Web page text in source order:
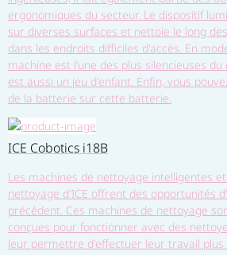
ergonomiques du secteur. Le dispositif
sur diverses surfaces et nettoie le long
dans les endroits difficiles d'accès. En
machine est l’une des plus silencieuses
est aussi un jeu d'enfant. Enfin, vous
de la batterie sur cette batterie.
ICE Cobotics i18B
Les machines de nettoyage intelligentes
nettoyage d'ICE offrent des opportunités
précédent. Ces machines de nettoyage
conçues pour fonctionner avec des
leur permettre d'effectuer leur travail plus